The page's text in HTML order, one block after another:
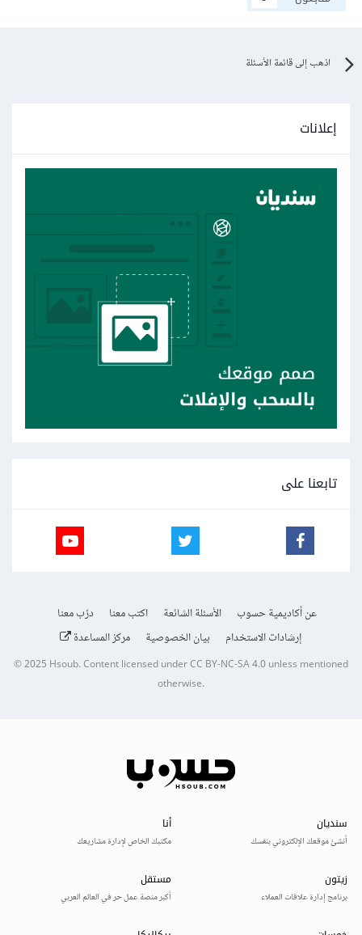
اذهب إلى قائمة الأسئلة
إعلانات
تابعنا على
عن أكاديمية حسوب الأسئلة الشائعة اكتب معنا
درّب معنا
إرشادات الاستخدام
بيان الخصوصية مركز المساعدة
© 2025Hsoub.Content licensed underCC BY-NC-SA 4.0unless mentioned
otherwise.